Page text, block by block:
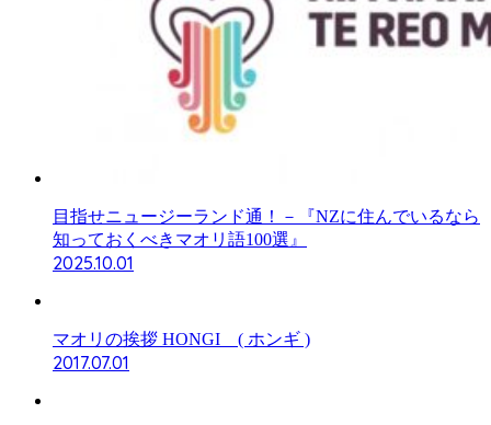
目指せニュージーランド通！－『NZに住んでいるなら
知っておくべきマオリ語100選』
2025.10.01
マオリの挨拶 HONGI ( ホンギ )
2017.07.01